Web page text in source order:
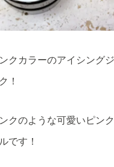
クカラーのアイシング
！
クのような可愛いピン
です！